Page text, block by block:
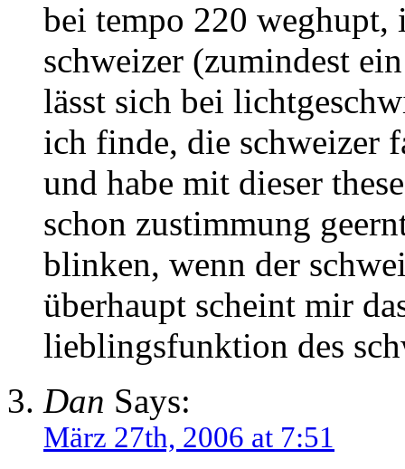
bei tempo 220 weghupt,
schweizer (zumindest
lässt sich bei
ich finde, die schweizer
und habe mit dieser
schon zustimmung
blinken, wenn der
überhaupt scheint mir
lieblingsfunktion des
Dan Says:
März 27th, 2006 at 7:51